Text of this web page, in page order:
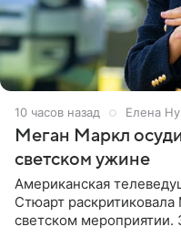
10 часов назад Елена
Меган Маркл
светском ужине
Американская
Стюарт
светском мероприятии.